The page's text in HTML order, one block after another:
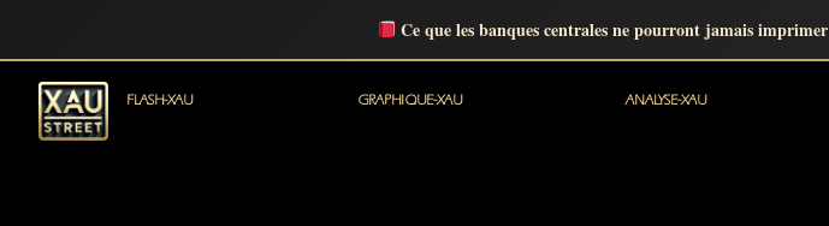
Ce que les banques centrales ne pourront jamais imprimer
FLASH-XAU GRAPHIQUE-XAU ANALYSE-XAU